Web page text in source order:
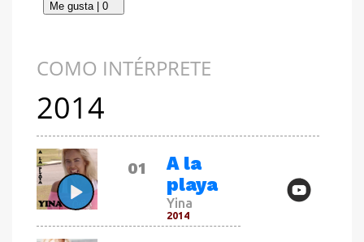
COMO INTÉRPRETE
2014
01
A la
playa
Yina
2014